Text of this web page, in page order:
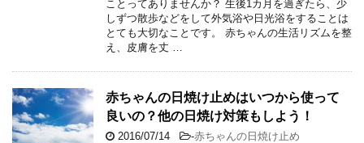
ことってありませんか？ 生後1カ月を過ぎたら、少
しずつ散歩などをして外気浴や日光浴をすることは
とても大切なことです。 赤ちゃんの生活リズムを整
え、皮膚を丈 …
赤ちゃんの日焼け止めはいつから使って
良いの？他の日焼け対策もしよう！
2016/07/14 -赤ちゃんの日焼け止め